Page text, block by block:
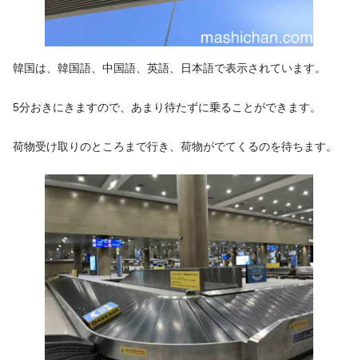
韓国は、韓国語、中国語、英語、日本語で表示されています。
5分おきにきますので、あまり待たずに乗ることができます。
荷物受け取りのところまで行き、荷物がでてくるのを待ちます。